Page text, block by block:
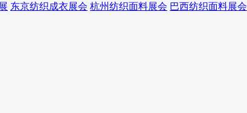
东京纺织成衣展会 杭州纺织面料展会 巴西纺织面料展会